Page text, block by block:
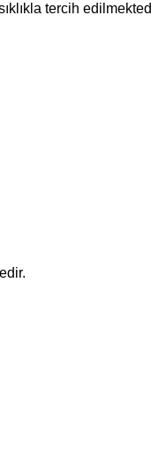
tercih